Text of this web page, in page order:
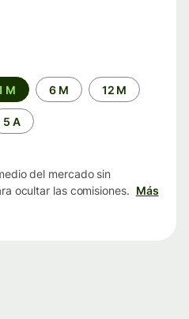
M 6 M 12 M
5 A
del mercado sin
ocultar las comisiones. Más